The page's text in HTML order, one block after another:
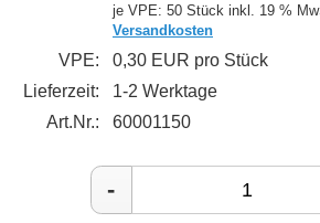
je VPE: 50 Stück inkl. 19 %
Versandkosten
VPE:
0,30 EUR pro Stück
Lieferzeit:
1-2 Werktage
Art.Nr.:
60001150
-